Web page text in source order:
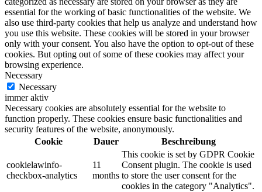
essential for the working of basic functionalities of the website. We
also use third-party cookies that help us analyze and understand how
you use this website. These cookies will be stored in your browser
only with your consent. You also have the option to opt-out of these
cookies. But opting out of some of these cookies may affect your
browsing experience.
Necessary
Necessary
immer aktiv
Necessary cookies are absolutely essential for the website to
function properly. These cookies ensure basic functionalities and
security features of the website, anonymously.
Cookie
Dauer Beschreibung
cookielawinfo-
checkbox-analytics
11
months
This cookie is set by GDPR Cookie
Consent plugin. The cookie is used
to store the user consent for the
cookies in the category "Analytics".